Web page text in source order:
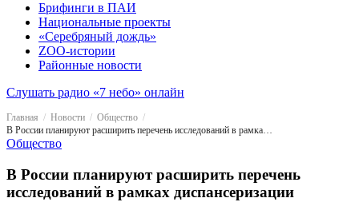
Брифинги в ПАИ
Национальные проекты
«Серебряный дождь»
ZOO-истории
Районные новости
Слушать радио «7 небо» онлайн
Главная Новости
Общество
В России планируют расширить перечень исследований в рамках диспансеризации
Общество
В России планируют расширить перечень
исследований в рамках диспансеризации